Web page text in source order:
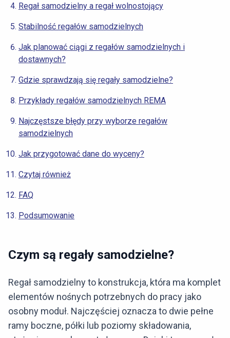
Regał samodzielny a regał wolnostojący
Stabilność regałów samodzielnych
Jak planować ciągi z regałów samodzielnych i
dostawnych?
Gdzie sprawdzają się regały samodzielne?
Przykłady regałów samodzielnych REMA
Najczęstsze błędy przy wyborze regałów
samodzielnych
Jak przygotować dane do wyceny?
Czytaj również
FAQ
Podsumowanie
Czym są regały samodzielne?
Regał samodzielny to konstrukcja, która ma komplet
elementów nośnych potrzebnych do pracy jako
osobny moduł. Najczęściej oznacza to dwie pełne
ramy boczne, półki lub poziomy składowania,